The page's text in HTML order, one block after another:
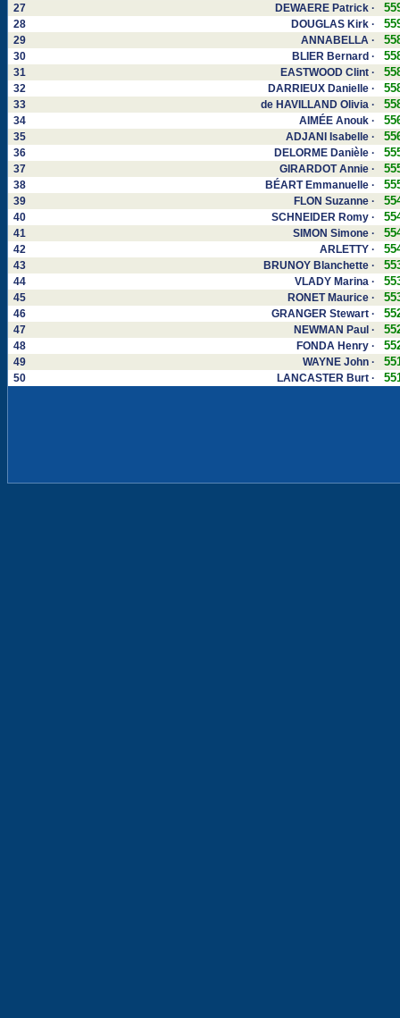
27 DEWAERE Patrick ·
28 DOUGLAS Kirk ·
29 ANNABELLA ·
30 BLIER Bernard ·
31 EASTWOOD Clint ·
32 DARRIEUX Danielle ·
33 de HAVILLAND Olivia ·
34 AIMÉE Anouk ·
35 ADJANI Isabelle ·
36 DELORME Danièle ·
37 GIRARDOT Annie ·
38 BÉART Emmanuelle ·
39 FLON Suzanne ·
40 SCHNEIDER Romy ·
41 SIMON Simone ·
42 ARLETTY ·
43 BRUNOY Blanchette ·
44 VLADY Marina ·
45 RONET Maurice ·
46 GRANGER Stewart ·
47 NEWMAN Paul ·
48 FONDA Henry ·
49 WAYNE John ·
50 LANCASTER Burt ·